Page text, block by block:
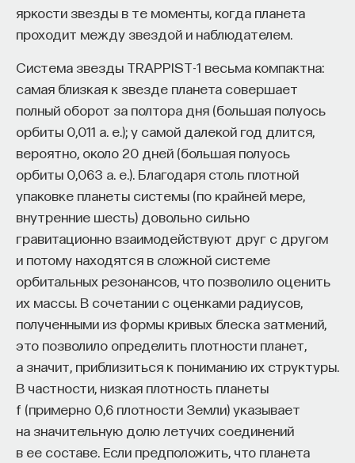
яркости звезды в те моменты, когда планета
проходит между звездой и наблюдателем.
Система звезды TRAPPIST-1 весьма компактна:
самая близкая к звезде планета совершает
полный оборот за полтора дня (большая полуось
орбиты 0,011 а. е.); у самой далекой год длится,
вероятно, около 20 дней (большая полуось
орбиты 0,063 а. е.). Благодаря столь плотной
упаковке планеты системы (по крайней мере,
внутренние шесть) довольно сильно
гравитационно взаимодействуют друг с другом
и потому находятся в сложной системе
орбитальных резонансов, что позволило оценить
их массы. В сочетании с оценками радиусов,
полученными из формы кривых блеска затмений,
это позволило определить плотности планет,
а значит, приблизиться к пониманию их структуры.
В частности, низкая плотность планеты
f (примерно 0,6 плотности Земли) указывает
на значительную долю летучих соединений
в ее составе. Если предположить, что планета
— Переосмыслите границы доверия
собственному знанию.
Автор курса:Диана Гаспарян — кандидат
философских наук, профессор Школы философии
и культурологии факультета гуманитарных наук
НИУ ВШЭ.
3/30/2022
НАПИСАТЬ НАМ
НАД МАТЕРИАЛОМ РАБОТАЛИ
ПостНаука
команда ПостНауки
НАУКА